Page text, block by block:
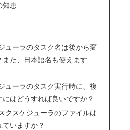
知恵
ューラのタスク名は後から変
た、日本語名も使えます
ューラのタスク実行時に、複
はどうすれば良いですか？
クスケジューラのファイルは
ていますか？